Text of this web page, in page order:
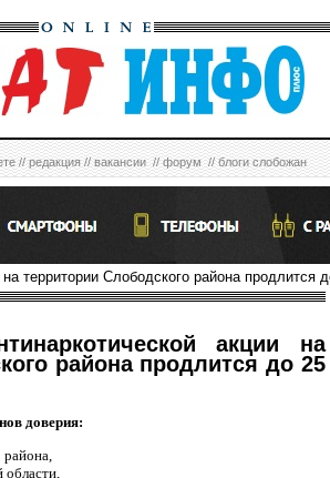
//редакция//вакансии//форум//блоги слобожан
территории Слободского района продлится
акции на
района продлится до 25
доверия: